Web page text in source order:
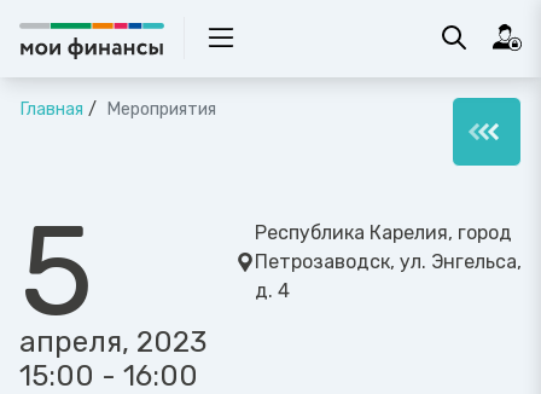
Главная Мероприятия
5
апреля, 2023
15:00 - 16:00
Республика Карелия, город
Петрозаводск, ул. Энгельса,
д. 4